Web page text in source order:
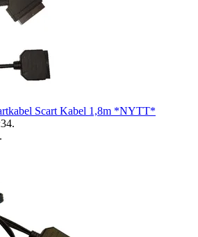
Scart Kabel 1,8m *NYTT*
.
.